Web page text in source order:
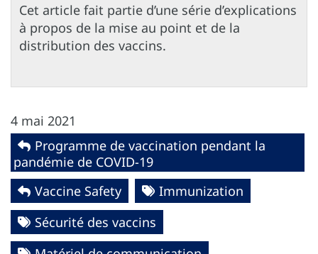
Cet article fait partie d’une série d’explications
à propos de la mise au point et de la
distribution des vaccins.
4 mai 2021
Programme de vaccination pendant la
pandémie de COVID-19
Vaccine Safety
Immunization
Sécurité des vaccins